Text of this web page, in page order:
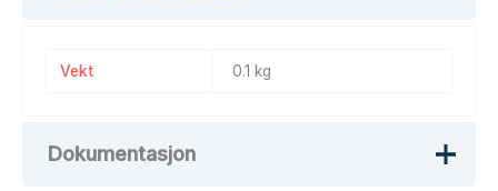
Vekt 0.1 kg
Dokumentasjon